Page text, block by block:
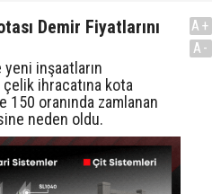
Demir Fiyatlarını
inşaatların
çelik ihracatına kota
150 oranında zamlanan
neden oldu.
A+
A-